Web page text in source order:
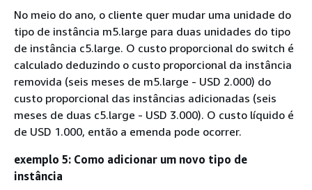
No meio do ano, o cliente quer mudar uma unidade do
tipo de instância m5.large para duas unidades do tipo
de instância c5.large. O custo proporcional do switch é
calculado deduzindo o custo proporcional da instância
removida (seis meses de m5.large - USD 2.000) do
custo proporcional das instâncias adicionadas (seis
meses de duas c5.large - USD 3.000). O custo líquido é
de USD 1.000, então a emenda pode ocorrer.
exemplo 5: Como adicionar um novo tipo de
instância